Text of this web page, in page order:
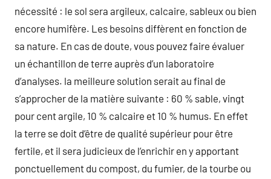
nécessité : le sol sera argileux, calcaire, sableux ou bien
encore humifère. Les besoins diffèrent en fonction de
sa nature. En cas de doute, vous pouvez faire évaluer
un échantillon de terre auprès d’un laboratoire
d’analyses. la meilleure solution serait au final de
s’approcher de la matière suivante : 60 % sable, vingt
pour cent argile, 10 % calcaire et 10 % humus. En effet
la terre se doit d’être de qualité supérieur pour être
fertile, et il sera judicieux de l’enrichir en y apportant
ponctuellement du compost, du fumier, de la tourbe ou